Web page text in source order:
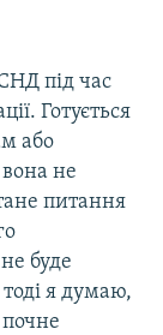
під час
Готується
або
вона не
питання
буде
я думаю,